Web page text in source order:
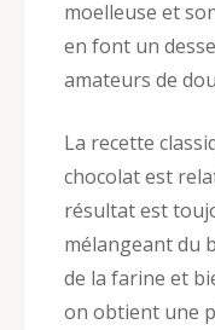
moelleuse et
en font un
amateurs de
La recette
chocolat est
résultat est
mélangeant du
de la farine et
on obtient une